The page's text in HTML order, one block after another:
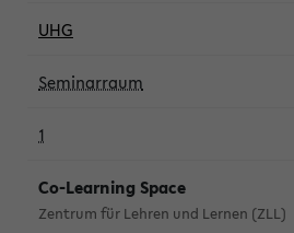
UHG
Seminarraum
1
Co-Learning Space
Zentrum für Lehren und Lernen (ZLL)